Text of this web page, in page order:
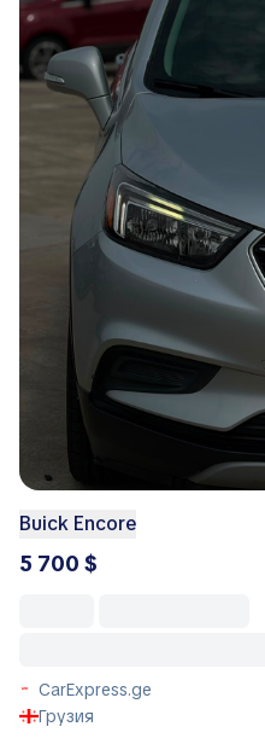
Buick Encore
5 700 $
CarExpress.ge
Грузия